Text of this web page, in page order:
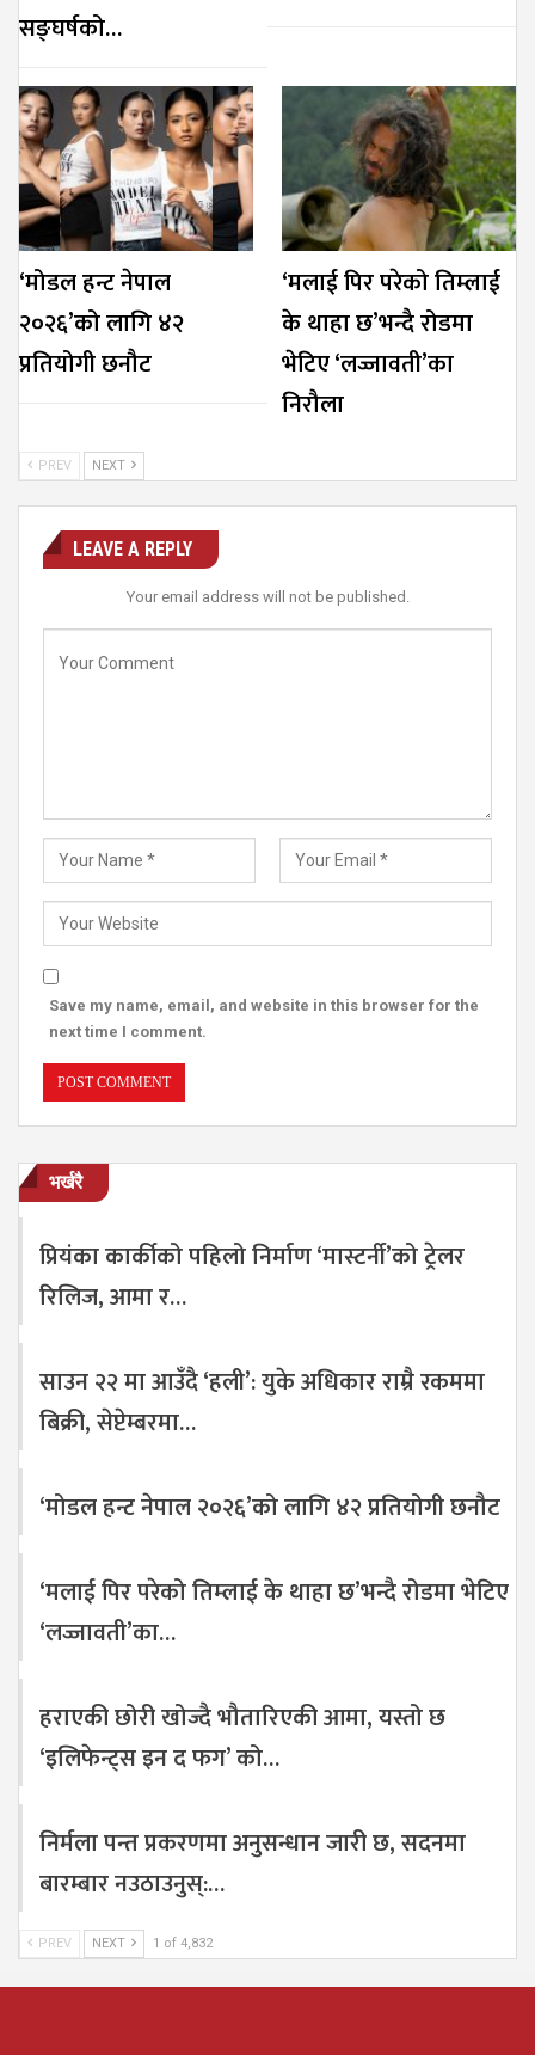
सङ्घर्षको…
‘मोडल हन्ट नेपाल
२०२६’को लागि ४२
प्रतियोगी छनौट
‘मलाई पिर परेको तिम्लाई
के थाहा छ’भन्दै रोडमा
भेटिए ‘लज्जावती’का
निरौला
PREV NEXT
LEAVE A REPLY
Your email address will not be published.
Save my name, email, and website in this browser for the
next time I comment.
भर्खरै
प्रियंका कार्कीको पहिलो निर्माण ‘मास्टर्नी’को ट्रेलर
रिलिज, आमा र…
साउन २२ मा आउँदै ‘हली’: युके अधिकार राम्रै रकममा
बिक्री, सेप्टेम्बरमा…
‘मोडल हन्ट नेपाल २०२६’को लागि ४२ प्रतियोगी छनौट
‘मलाई पिर परेको तिम्लाई के थाहा छ’भन्दै रोडमा भेटिए
‘लज्जावती’का…
हराएकी छोरी खोज्दै भौतारिएकी आमा, यस्तो छ
‘इलिफेन्ट्स इन द फग’ को…
निर्मला पन्त प्रकरणमा अनुसन्धान जारी छ, सदनमा
बारम्बार नउठाउनुस्:…
PREV NEXT 1 of 4,832